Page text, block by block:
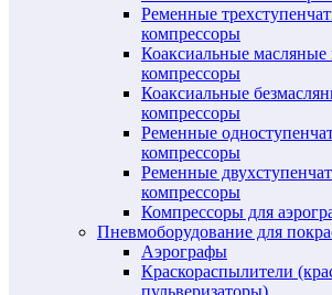
Ременные
компрессоры
Коаксиальные
компрессоры
Коаксиальные
компрессоры
Ременные
компрессоры
Ременные
компрессоры
Компрессоры для
Пневмоборудование для
Аэрографы
Краскораспылители
пульверизаторы)